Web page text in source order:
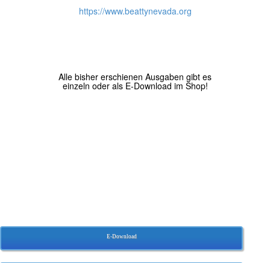
https://www.beattynevada.org
Alle bisher erschienen Ausgaben gibt es
einzeln oder als E-Download im Shop!
E-Download